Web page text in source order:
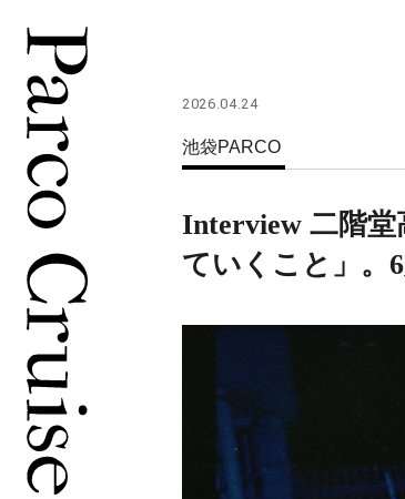
2026.04.24
池袋PARCO
Interview 二階堂
ていくこと」。